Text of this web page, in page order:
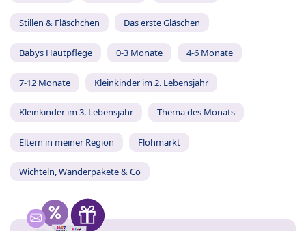
Stillen & Fläschchen Das erste Gläschen
Babys Hautpflege 0-3 Monate 4-6 Monate
7-12 Monate Kleinkinder im 2. Lebensjahr
Kleinkinder im 3. Lebensjahr Thema des Monats
Eltern in meiner Region Flohmarkt
Wichteln, Wanderpakete & Co